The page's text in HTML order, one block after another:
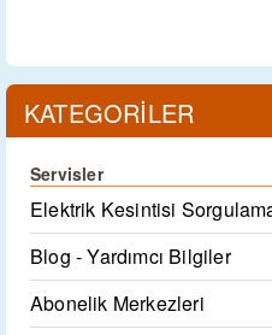
KATEGORİLER
Servisler
Elektrik Kesintisi
Blog - Yardımcı Bilgiler
Abonelik Merkezleri